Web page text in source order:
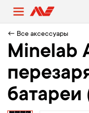
← Все аксессуары
Minelab
батареи